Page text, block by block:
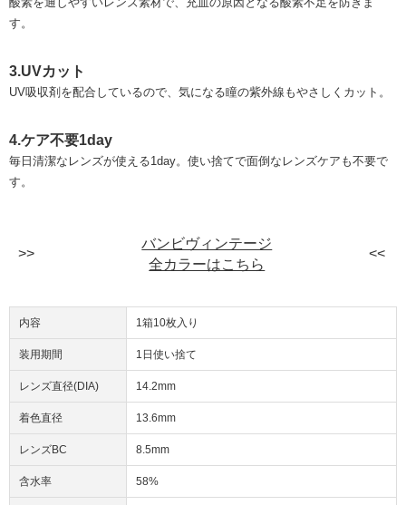
す。
3.UVカット
UV吸収剤を配合しているので、気になる瞳の紫外線もやさしくカット。
4.ケア不要1day
毎日清潔なレンズが使える1day。使い捨てで面倒なレンズケアも不要で
す。
バンビヴィンテージ
全カラーはこちら
内容 1箱10枚入り
装用期間 1日使い捨て
レンズ直径(DIA) 14.2mm
着色直径 13.6mm
レンズBC 8.5mm
含水率 58%